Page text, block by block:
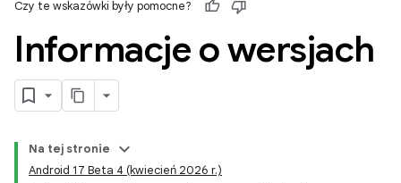
Czy te wskazówki były pomocne?
Informacje o wersjach
Na tej stronie
Android 17 Beta 4 (kwiecień 2026 r.)